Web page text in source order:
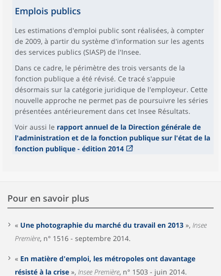
Emplois publics
Les estimations d'emploi public sont réalisées, à compter
de 2009, à partir du système d'information sur les agents
des services publics (SIASP) de l'Insee.
Dans ce cadre, le périmètre des trois versants de la
fonction publique a été révisé. Ce tracé s'appuie
désormais sur la catégorie juridique de l'employeur. Cette
nouvelle approche ne permet pas de poursuivre les séries
présentées antérieurement dans cet Insee Résultats.
Voir aussi le rapport annuel de la Direction générale de
l'administration et de la fonction publique sur l'état de la
fonction publique - édition 2014
Pour en savoir plus
« Une photographie du marché du travail en 2013 », Insee
Première, n° 1516 - septembre 2014.
« En matière d'emploi, les métropoles ont davantage
résisté à la crise », Insee Première, n° 1503 - juin 2014.